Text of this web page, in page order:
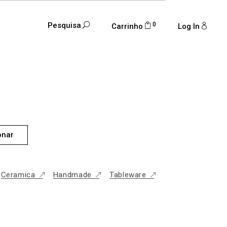
Pesquisa Carrinho 0 Log In
Ceramica Handmade
Tableware